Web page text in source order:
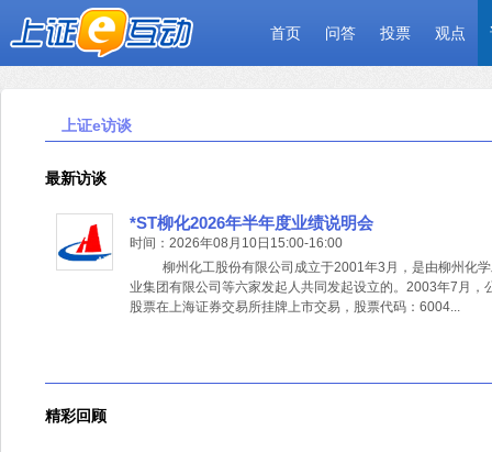
首页 问答 投票 观点
上证e访谈
最新访谈
*ST柳化2026年半年度业绩说明会
时间：2026年08月10日15:00-16:00
柳州化工股份有限公司成立于2001年3月，是由柳州化
业集团有限公司等六家发起人共同发起设立的。2003年7月，
股票在上海证券交易所挂牌上市交易，股票代码：6004...
精彩回顾